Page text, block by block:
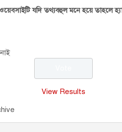
যদি তথ্যবহুল মনে হয়ে তাহলে
View Results